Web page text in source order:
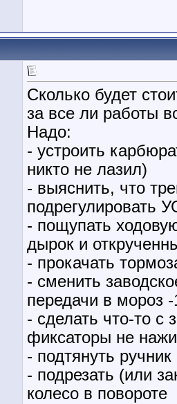
Сколько будет
за все ли работы
Надо:
- устроить
никто не лазил)
- выяснить, что
подрегулировать
- пощупать
дырок и
- прокачать
- сменить
передачи в мороз -
- сделать что-то с
фиксаторы не
- подтянуть ручник
- подрезать (или
колесо в повороте